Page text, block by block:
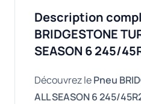
Description
BRIDGESTONE
SEASON 6 245/
Découvrez lePneu
ALL SEASON 6 245/